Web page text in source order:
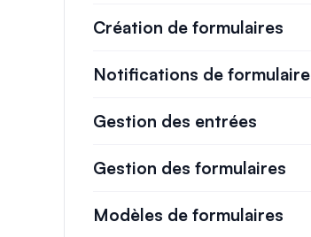
Création de formulaires
Notifications de formulaire
Gestion des entrées
Gestion des formulaires
Modèles de formulaires